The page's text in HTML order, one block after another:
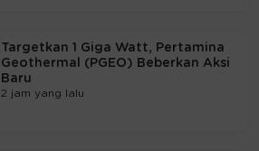
Targetkan 1 Giga Watt, Pertamina
Geothermal (PGEO) Beberkan Aksi
Baru
2 jam yang lalu